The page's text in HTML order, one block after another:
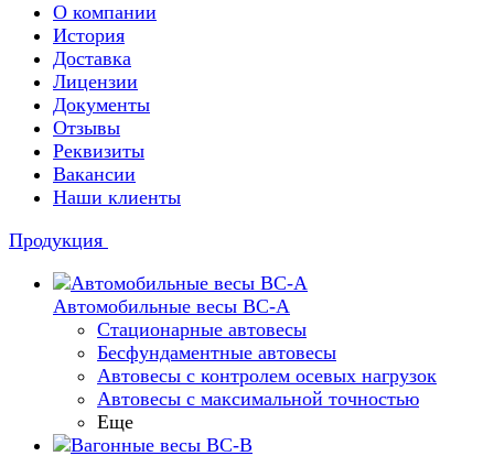
О компании
История
Доставка
Лицензии
Документы
Отзывы
Реквизиты
Вакансии
Наши клиенты
Продукция
Автомобильные весы ВС-А
Стационарные автовесы
Бесфундаментные автовесы
Автовесы с контролем осевых нагрузок
Автовесы с максимальной точностью
Еще